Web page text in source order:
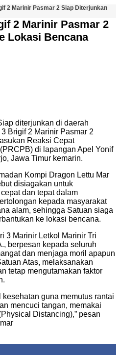
2 Marinir Pasmar 2 Siap Diterjunkan
2 Marinir Pasmar 2
Lokasi Bencana
diterjunkan di daerah
Brigif 2 Marinir Pasmar 2
Reaksi Cepat
di lapangan Apel Yonif
Jawa Timur kemarin.
Kompi Dragon Lettu Mar
disiagakan untuk
dan tepat dalam
kepada masyarakat
alam, sehingga Satuan siaga
ke lokasi bencana.
3 Marinir Letkol Marinir Tri
berpesan kepada seluruh
dan menjaga moril apapun
Atas, melaksanakan
tetap mengutamakan faktor
kesehatan guna memutus rantai
mencuci tangan, memakai
Distancing),” pesan